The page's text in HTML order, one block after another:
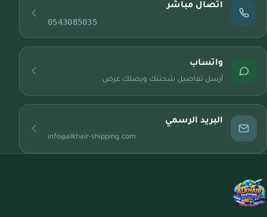
اتصال مباشر
0543085035
واتساب
أرسل تفاصيل شحنتك ويصلك عرض
البريد الرسمي
info@alkhair-shipping.com